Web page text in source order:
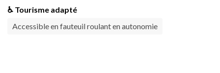
♿ Tourisme adapté
Accessible en fauteuil roulant en autonomie